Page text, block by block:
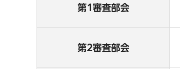
第1審査部会
第2審査部会